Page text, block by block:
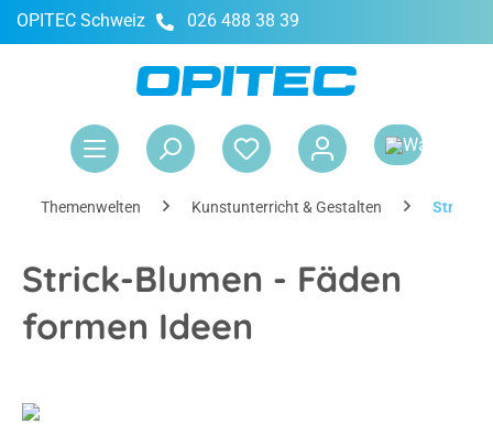
springen
OPITEC Schweiz 026 488 38 39
Themenwelten Kunstunterricht & Gestalten Strick-
Strick-Blumen - Fäden
formen Ideen